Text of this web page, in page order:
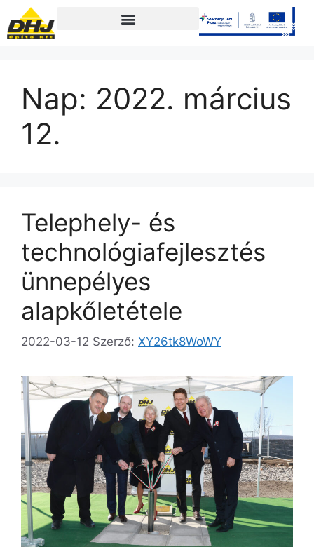
Nap: 2022. március
12.
Telephely- és
technológiafejlesztés
ünnepélyes
alapkőletétele
2022-03-12 Szerző: XY26tk8WoWY